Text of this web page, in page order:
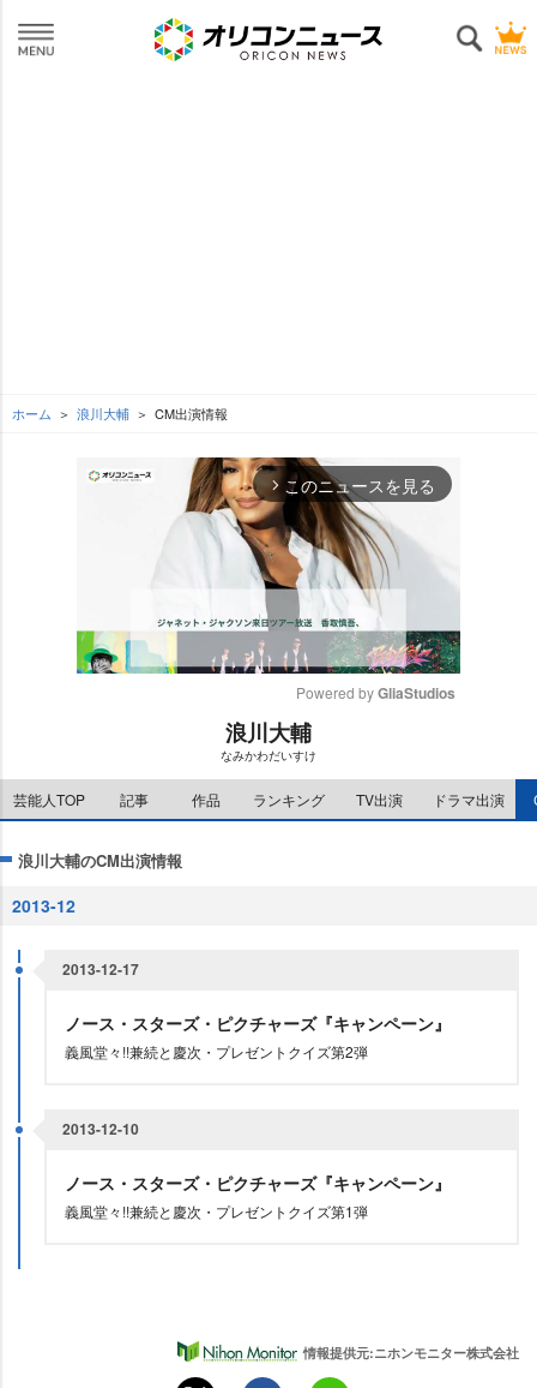
ホーム 浪川大輔 CM出演情報
arrow_forward_ios このニュースを見る
e
Powered by GliaStudios
浪川大輔
なみかわだいすけ
芸能人TOP 記事 作品 ランキング TV出演 ドラマ出演
浪川大輔のCM出演情報
2013-12
2013-12-17
ノース・スターズ・ピクチャーズ『キャンペーン』
義風堂々!!兼続と慶次・プレゼントクイズ第2弾
2013-12-10
ノース・スターズ・ピクチャーズ『キャンペーン』
義風堂々!!兼続と慶次・プレゼントクイズ第1弾
情報提供元:ニホンモニター株式会社